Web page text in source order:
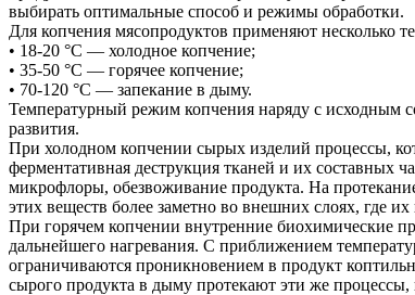
выбирать оптимальные способ и режимы обработки.
Для копчения мясопродуктов применяют несколько
• 18-20 °C — холодное копчение;
• 35-50 °С — горячее копчение;
• 70-120 °С — запекание в дыму.
Температурный режим копчения наряду с исходным
развития.
При холодном копчении сырых изделий процессы,
ферментативная деструкция тканей и их составных
микрофлоры, обезвоживание продукта. Нa
этих веществ более заметно во внешних слоях, где
При горячем копчении внутренние биохимические
дальнейшего нагревания. С приближением
ограничиваются проникновением в продукт
сырого продукта в дыму протекают эти же